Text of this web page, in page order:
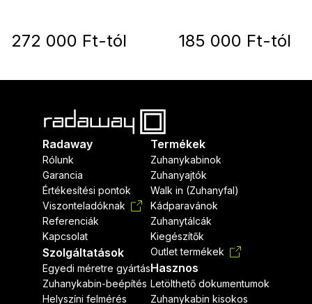
272 000 Ft-tól 185 000 Ft-tól
Radaway
Rólunk
Garancia
Értékesítési pontok
Viszonteladóknak
Referenciák
Kapcsolat
Szolgáltatások
Egyedi méretre gyártás
Zuhanykabin-beépítés
Helyszíni felmérés
Termékek
Zuhanykabinok
Zuhanyajtók
Walk in (Zuhanyfal)
Kádparavánok
Zuhanytálcák
Kiegészítők
Outlet termékek
Hasznos
Letölthető dokumentumok
Zuhanykabin kisokos